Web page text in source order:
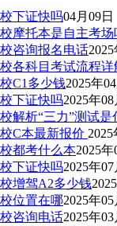
下证快吗04月09日
摩托本是自主考场
咨询报名电话
各科目考试流程详
C1多少钱2025年
下证快吗2025年08
解析“三力”测试是
C本最新报价 2025
都考什么本2025年
下证快吗2025年07
增驾A2多少钱
位置在哪2025年05
咨询电话2025年03